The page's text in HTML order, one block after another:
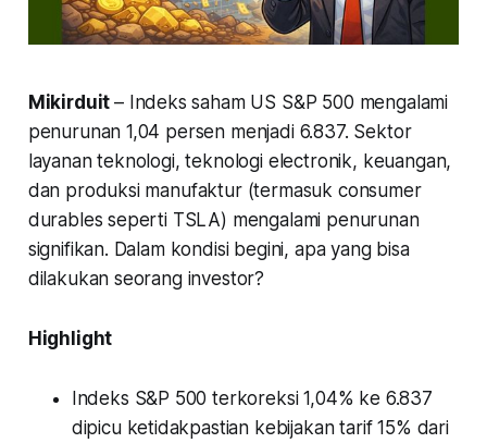
Mikirduit– Indeks saham US S&P 500 mengalami
penurunan 1,04 persen menjadi 6.837. Sektor
layanan teknologi, teknologi electronik, keuangan,
dan produksi manufaktur (termasuk consumer
durables seperti TSLA) mengalami penurunan
signifikan. Dalam kondisi begini, apa yang bisa
dilakukan seorang investor?
Highlight
Indeks S&P 500 terkoreksi 1,04% ke 6.837
dipicu ketidakpastian kebijakan tarif 15% dari